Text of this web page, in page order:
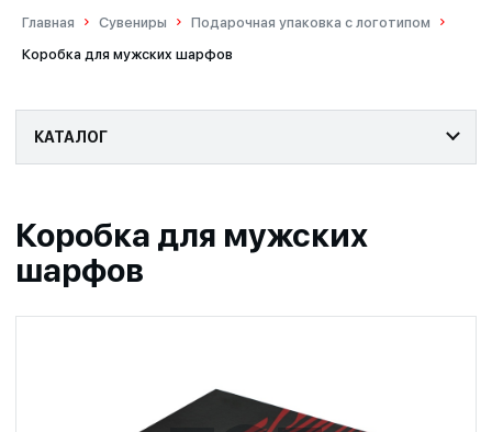
Главная Сувениры
Подарочная упаковка с логотипом
Коробка для мужских шарфов
КАТАЛОГ
Коробка для мужских
шарфов